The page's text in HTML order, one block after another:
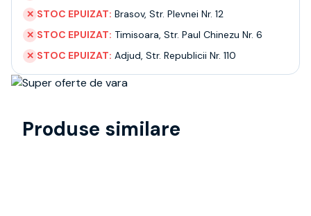
✕ STOC EPUIZAT: Brasov, Str. Plevnei Nr. 12
✕ STOC EPUIZAT: Timisoara, Str. Paul Chinezu Nr. 6
✕ STOC EPUIZAT: Adjud, Str. Republicii Nr. 110
Produse similare